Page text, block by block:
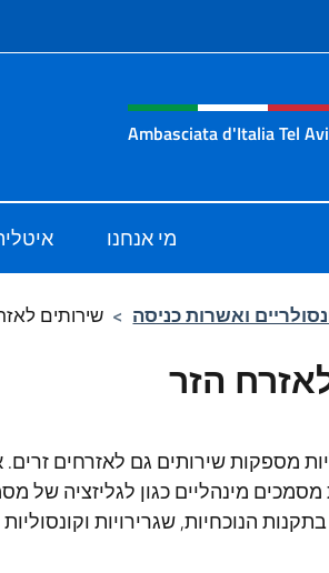
Site header,
Ambasciata d'Italia Tel
מי אנחנו
ואשרות כניסה > שירותים
הזר
מספקות שירותים גם לאזרחים
מסמכים מינהליים כגון לגליזציה של
הנוכחיות, שגרירויות